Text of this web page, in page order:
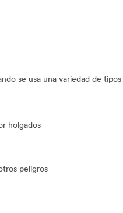
se usa una variedad de
holgados
peligros